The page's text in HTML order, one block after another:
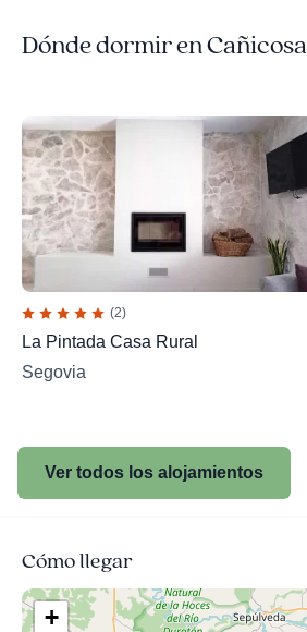
Dónde dormir en Cañicosa
(2)
La Pintada Casa Rural
Segovia
Ver todos los alojamientos
Cómo llegar
+